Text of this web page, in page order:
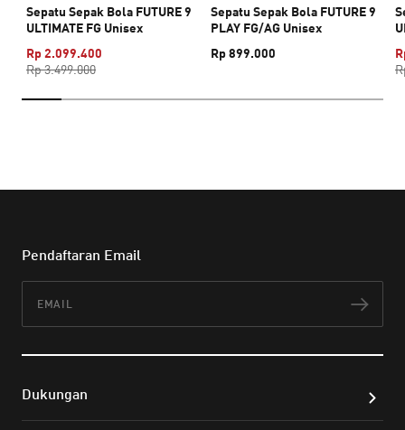
Sepatu Sepak Bola FUTURE 9
ULTIMATE FG Unisex
Rp 2.099.400
Rp 3.499.000
Sepatu Sepak Bola FUTURE 9
PLAY FG/AG Unisex
Rp 899.000
Pendaftaran Email
Dukungan